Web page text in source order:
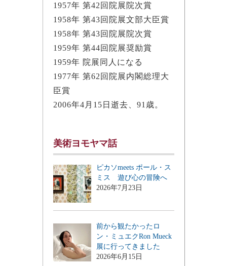
1957年 第42回院展院次賞
1958年 第43回院展文部大臣賞
1958年 第43回院展院次賞
1959年 第44回院展奨励賞
1959年 院展同人になる
1977年 第62回院展内閣総理大
臣賞
2006年4月15日逝去、91歳。
美術ヨモヤマ話
ピカソmeets ポール・ス
ミス 遊び心の冒険へ
2026年7月23日
前から観たかったロ
ン・ミュエクRon Mueck
展に行ってきました
2026年6月15日